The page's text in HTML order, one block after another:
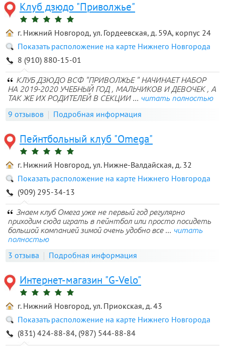
Клуб дзюдо "Приволжье"
г. Нижний Новгород, ул. Гордеевская, д. 59А, корпус 24
Показать расположение на карте Нижнего Новгорода
8 (910) 880-15-01
КЛУБ ДЗЮДО ВСФ "ПРИВОЛЖЬЕ " НАЧИНАЕТ НАБОР
НА 2019-2020 УЧЕБНЫЙ ГОД , МАЛЬЧИКОВ И ДЕВОЧЕК , А
ТАК ЖЕ ИХ РОДИТЕЛЕЙ В СЕКЦИИ ... читать полностью
9 отзывов Подробная информация
Пейнтбольный клуб "Omega"
г. Нижний Новгород, ул. Нижне-Валдайская, д. 32
Показать расположение на карте Нижнего Новгорода
(909) 295-34-13
Знаем клуб Омега уже не первый год регулярно
приходим сюда играть в пейнтбол или просто посидеть
большой компанией зимой очень удобно все ... читать
полностью
3 отзыва Подробная информация
Интернет-магазин "G-Velo"
г. Нижний Новгород, ул. Приокская, д. 43
Показать расположение на карте Нижнего Новгорода
(831) 424-88-84, (987) 544-88-84